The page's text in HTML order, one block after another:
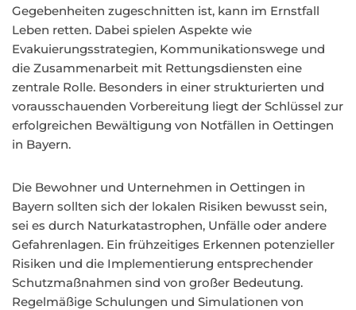
Gegebenheiten zugeschnitten ist, kann im Ernstfall
Leben retten. Dabei spielen Aspekte wie
Evakuierungsstrategien, Kommunikationswege und
die Zusammenarbeit mit Rettungsdiensten eine
zentrale Rolle. Besonders in einer strukturierten und
vorausschauenden Vorbereitung liegt der Schlüssel zur
erfolgreichen Bewältigung von Notfällen in Oettingen
in Bayern.
Die Bewohner und Unternehmen in Oettingen in
Bayern sollten sich der lokalen Risiken bewusst sein,
sei es durch Naturkatastrophen, Unfälle oder andere
Gefahrenlagen. Ein frühzeitiges Erkennen potenzieller
Risiken und die Implementierung entsprechender
Schutzmaßnahmen sind von großer Bedeutung.
Regelmäßige Schulungen und Simulationen von